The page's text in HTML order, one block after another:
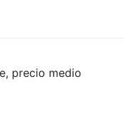
precio medio